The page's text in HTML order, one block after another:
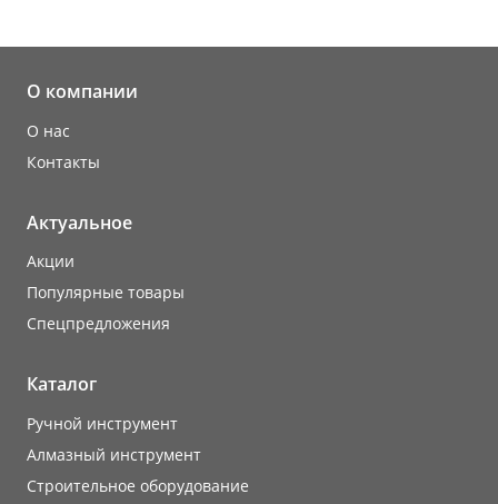
О компании
О нас
Контакты
Актуальное
Акции
Популярные товары
Cпецпредложения
Каталог
Ручной инструмент
Алмазный инструмент
Строительное оборудование